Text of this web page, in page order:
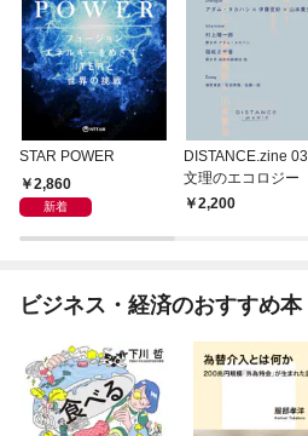
STAR POWER
2,860
新着
DISTANCE.zine
文理のエコロジー
2,200
ビジネス・経済のおすすめ本